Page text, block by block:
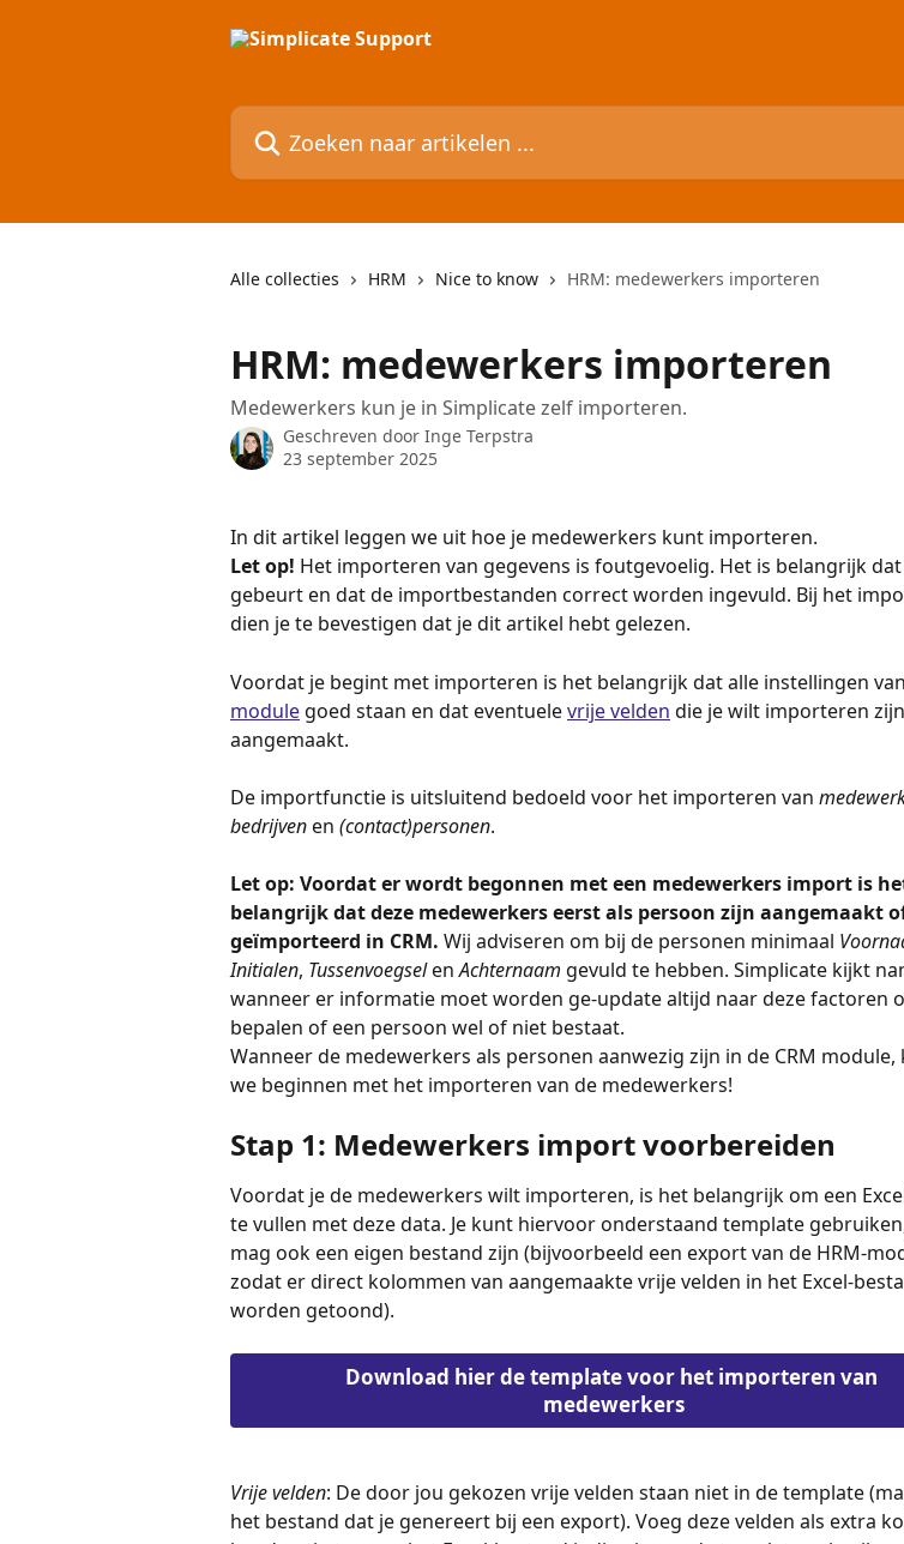
Zoeken naar artikelen ...
Alle collecties HRM Nice to know HRM: medewerkers importeren
HRM: medewerkers importeren
Medewerkers kun je in Simplicate zelf importeren.
Geschreven door Inge Terpstra
23 september 2025
In dit artikel leggen we uit hoe je medewerkers kunt importeren.
Let op! Het importeren van gegevens is foutgevoelig. Het is belangrijk
gebeurt en dat de importbestanden correct worden ingevuld. Bij het
dien je te bevestigen dat je dit artikel hebt gelezen.
Voordat je begint met importeren is het belangrijk dat alle instellingen
module goed staan en dat eventuele vrije velden die je wilt importeren zijn
aangemaakt.
De importfunctie is uitsluitend bedoeld voor het importeren van
bedrijven en (contact)personen.
Let op: Voordat er wordt begonnen met een medewerkers import is
belangrijk dat deze medewerkers eerst als persoon zijn aangemaakt
geïmporteerd in CRM. Wij adviseren om bij de personen minimaal
Initialen, Tussenvoegsel en Achternaam gevuld te hebben. Simplicate kijkt
wanneer er informatie moet worden ge-update altijd naar deze factoren
bepalen of een persoon wel of niet bestaat.
Wanneer de medewerkers als personen aanwezig zijn in de CRM module,
we beginnen met het importeren van de medewerkers!
Stap 1: Medewerkers import voorbereiden
Voordat je de medewerkers wilt importeren, is het belangrijk om een
te vullen met deze data. Je kunt hiervoor onderstaand template
mag ook een eigen bestand zijn (bijvoorbeeld een export van de HRM-
zodat er direct kolommen van aangemaakte vrije velden in het Excel-
worden getoond).
Download hier de template voor het importeren van
medewerkers
Vrije velden: De door jou gekozen vrije velden staan niet in de template
het bestand dat je genereert bij een export). Voeg deze velden als extra